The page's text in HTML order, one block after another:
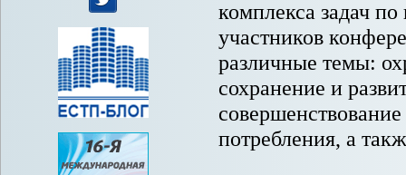
комплекса задач
участников
различные темы:
сохранение и
потребления, а
мы
в
Twitter